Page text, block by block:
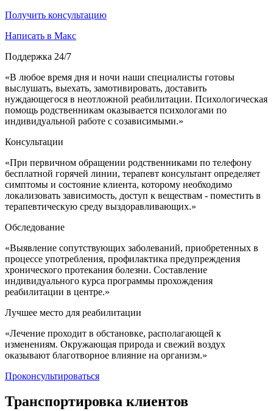
Получить консультацию
Написать в Макс
Поддержка 24/7
«В любое время дня и ночи наши специалисты готовы
выслушать, выехать, замотивировать, доставить
нуждающегося в неотложной реабилитации. Психологическая
помощь родственникам оказывается психологами по
индивидуальной работе с созависимыми.»
Консультации
«При первичном обращении родственниками по телефону
бесплатной горячей линии, терапевт консультант определяет
симптомы и состояние клиента, которому необходимо
локализовать зависимость, доступ к веществам - поместить в
терапевтическую среду выздоравливающих.»
Обследование
«Выявление сопутствующих заболеваний, приобретенных в
процессе употребления, профилактика предупреждения
хронического протекания болезни. Составление
индивидуального курса программы прохождения
реабилитации в центре.»
Лучшее место для реабилитации
«Лечение проходит в обстановке, располагающей к
изменениям. Окружающая природа и свежий воздух
оказывают благотворное влияние на организм.»
Проконсультироваться
Транспортировка клиентов